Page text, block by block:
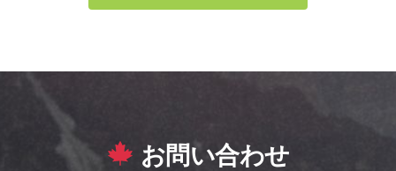
お問い合わせ